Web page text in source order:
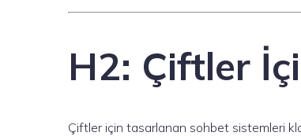
H2: Çiftler
Çiftler için tasarlanan sohbet sistemleri